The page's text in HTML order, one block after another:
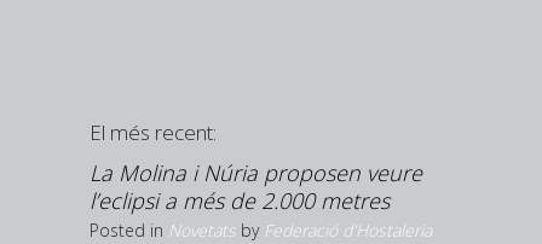
El més recent:
La Molina i Núria proposen veure
l’eclipsi a més de 2.000 metres
Posted in Novetats by Federació d'Hostaleria